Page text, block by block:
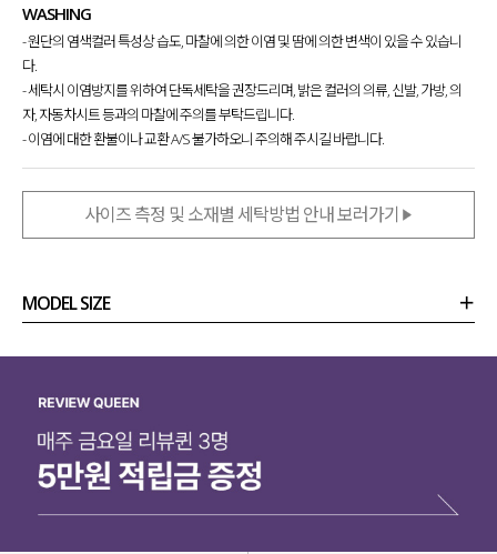
WASHING
- 원단의 염색컬러 특성상 습도, 마찰에 의한 이염 및 땀에 의한 변색이 있을 수 있습니
다.
- 세탁시 이염방지를 위하여 단독세탁을 권장드리며, 밝은 컬러의 의류, 신발, 가방, 의
자, 자동차시트 등과의 마찰에 주의를 부탁드립니다.
- 이염에 대한 환불이나 교환 A/S 불가하오니 주의해 주시길 바랍니다.
사이즈 측정 및 소재별 세탁방법 안내 보러가기
MODEL SIZE